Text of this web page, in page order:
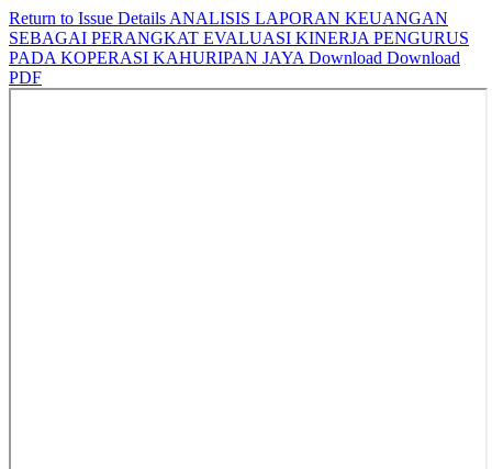
Return to Issue Details ANALISIS LAPORAN KEUANGAN
SEBAGAI PERANGKAT EVALUASI KINERJA PENGURUS
PADA KOPERASI KAHURIPAN JAYA Download Download
PDF